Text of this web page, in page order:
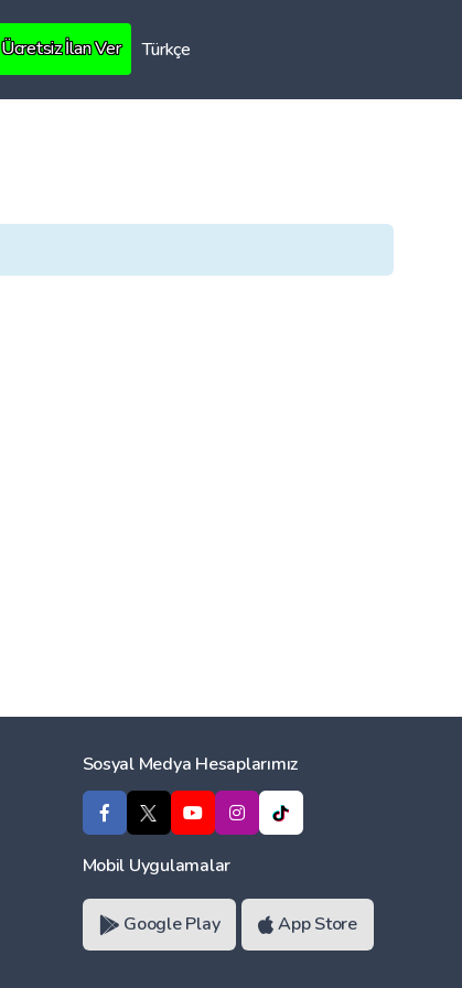
Ücretsiz İlan Ver Türkçe
Sosyal Medya Hesaplarımız
Mobil Uygulamalar
Google Play App Store